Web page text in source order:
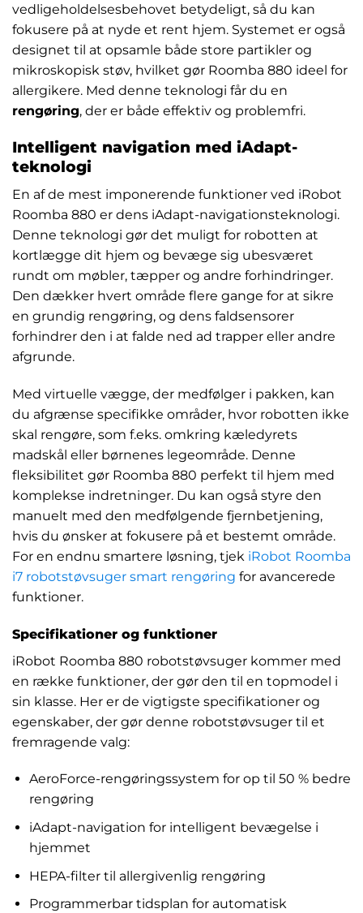
vedligeholdelsesbehovet betydeligt, så du kan
fokusere på at nyde et rent hjem. Systemet er også
designet til at opsamle både store partikler og
mikroskopisk støv, hvilket gør Roomba 880 ideel for
allergikere. Med denne teknologi får du en
rengøring, der er både effektiv og problemfri.
Intelligent navigation med iAdapt-
teknologi
En af de mest imponerende funktioner ved iRobot
Roomba 880 er dens iAdapt-navigationsteknologi.
Denne teknologi gør det muligt for robotten at
kortlægge dit hjem og bevæge sig ubesværet
rundt om møbler, tæpper og andre forhindringer.
Den dækker hvert område flere gange for at sikre
en grundig rengøring, og dens faldsensorer
forhindrer den i at falde ned ad trapper eller andre
afgrunde.
Med virtuelle vægge, der medfølger i pakken, kan
du afgrænse specifikke områder, hvor robotten ikke
skal rengøre, som f.eks. omkring kæledyrets
madskål eller børnenes legeområde. Denne
fleksibilitet gør Roomba 880 perfekt til hjem med
komplekse indretninger. Du kan også styre den
manuelt med den medfølgende fjernbetjening,
hvis du ønsker at fokusere på et bestemt område.
For en endnu smartere løsning, tjek iRobot Roomba
i7 robotstøvsuger smart rengøring for avancerede
funktioner.
Specifikationer og funktioner
iRobot Roomba 880 robotstøvsuger kommer med
en række funktioner, der gør den til en topmodel i
sin klasse. Her er de vigtigste specifikationer og
egenskaber, der gør denne robotstøvsuger til et
fremragende valg:
AeroForce-rengøringssystem for op til 50 % bedre
rengøring
iAdapt-navigation for intelligent bevægelse i
hjemmet
HEPA-filter til allergivenlig rengøring
Programmerbar tidsplan for automatisk